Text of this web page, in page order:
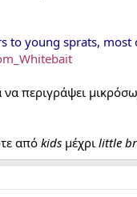
to young sprats,
να περιγράψει
απόkids μέχρι little